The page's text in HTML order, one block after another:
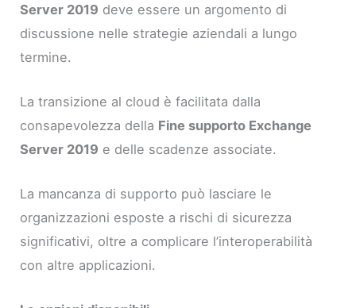
Server 2019 deve essere un argomento di
discussione nelle strategie aziendali a lungo
termine.
La transizione al cloud è facilitata dalla
consapevolezza della Fine supporto Exchange
Server 2019 e delle scadenze associate.
La mancanza di supporto può lasciare le
organizzazioni esposte a rischi di sicurezza
significativi, oltre a complicare l’interoperabilità
con altre applicazioni.